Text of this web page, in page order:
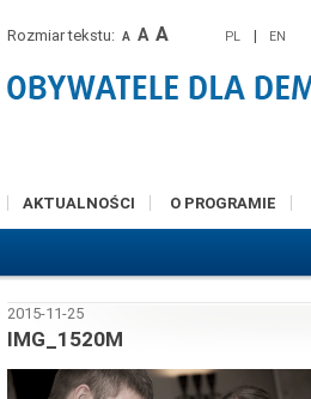
Rozmiar tekstu: A A A PL | EN
AKTUALNOŚCI O PROGRAMIE
2015-11-25
IMG_1520M